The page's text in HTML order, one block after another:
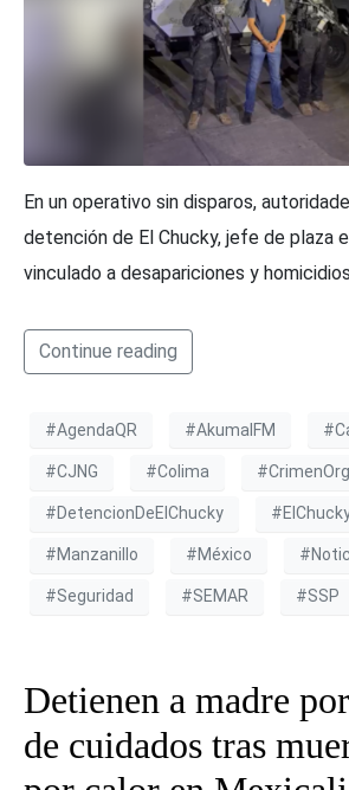
En un operativo sin disparos,
detención de El Chucky, jefe de plaza
vinculado a desapariciones y
Continue reading
#AgendaQR #AkumalFM
#CJNG #Colima
#DetencionDeElChucky
#Manzanillo #México
#Seguridad #SEMAR #SSP
Detienen a madre
de cuidados tras